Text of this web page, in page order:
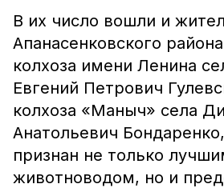
В их число вошли и
Апанасенковского
колхоза имени Ленина
Евгений Петрович
колхоза «Маныч» села
Анатольевич
признан не только
животноводом, но и